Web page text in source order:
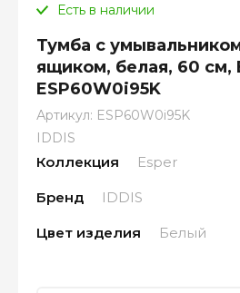
Есть в наличии
Тумба с
ящиком, белая, 60 см,
ESP60W0i95K
Артикул: ESP60W0i95K
IDDIS
Коллекция Esper
Бренд IDDIS
Цвет изделия Белый